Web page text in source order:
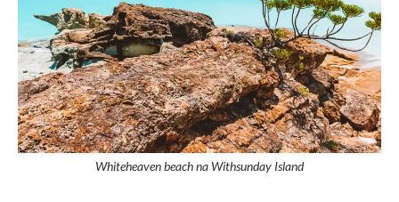
Whiteheaven beach na Withsunday Island